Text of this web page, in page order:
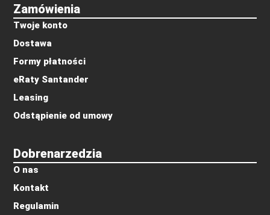
Dobrenarzedzia
O nas
Kontakt
Regulamin
Zamówienia
Twoje konto
Dostawa
Formy płatności
eRaty Santander
Leasing
Odstąpienie od umowy